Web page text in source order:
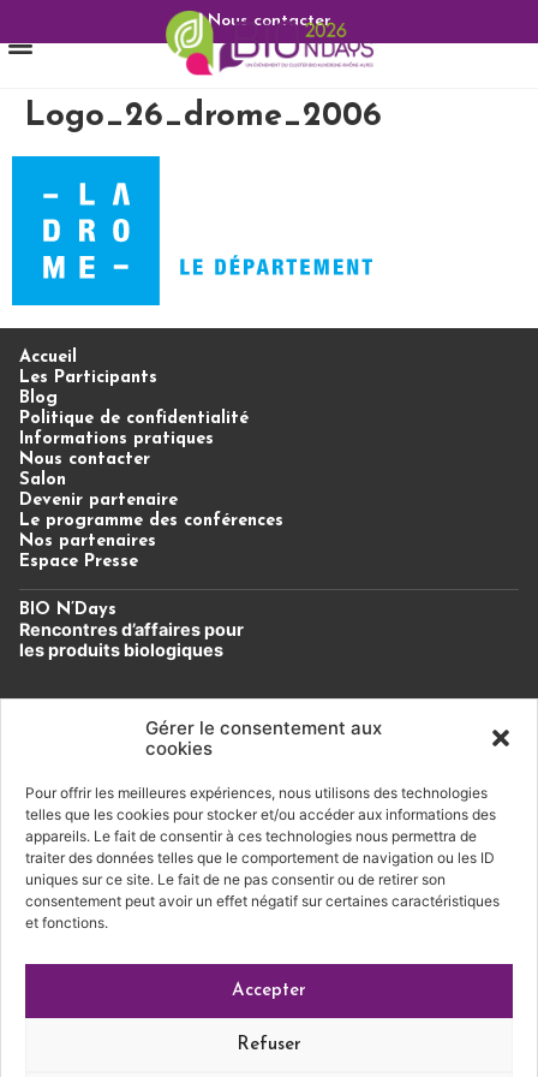
Gérer le consentement aux
cookies
Pour offrir les meilleures expériences, nous utilisons des technologies
telles que les cookies pour stocker et/ou accéder aux informations des
appareils. Le fait de consentir à ces technologies nous permettra de
traiter des données telles que le comportement de navigation ou les ID
uniques sur ce site. Le fait de ne pas consentir ou de retirer son
consentement peut avoir un effet négatif sur certaines caractéristiques
et fonctions.
Accepter
Refuser
Nous contacter
Logo_26_drome_2006
Accueil
Les Participants
Blog
Politique de confidentialité
Informations pratiques
Nous contacter
Salon
Devenir partenaire
Le programme des conférences
Nos partenaires
Espace Presse
BIO N’Days
Rencontres d’affairespour
les produits biologiques
Auvergne-Rhône-Alpes.
Soutien financier
Conditions générales de vente |
Politique de confidentialité